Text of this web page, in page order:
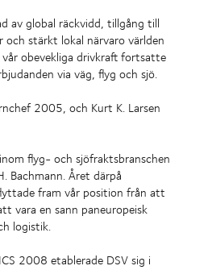
av global räckvidd, tillgång till
och stärkt lokal närvaro världen
obevekliga drivkraft fortsatte
via väg, flyg och sjö.
2005, och Kurt K. Larsen
flyg- och sjöfraktsbranschen
Bachmann. Året därpå
fram vår position från att
vara en sann paneuropeisk
logistik.
2008 etablerade DSV sig i